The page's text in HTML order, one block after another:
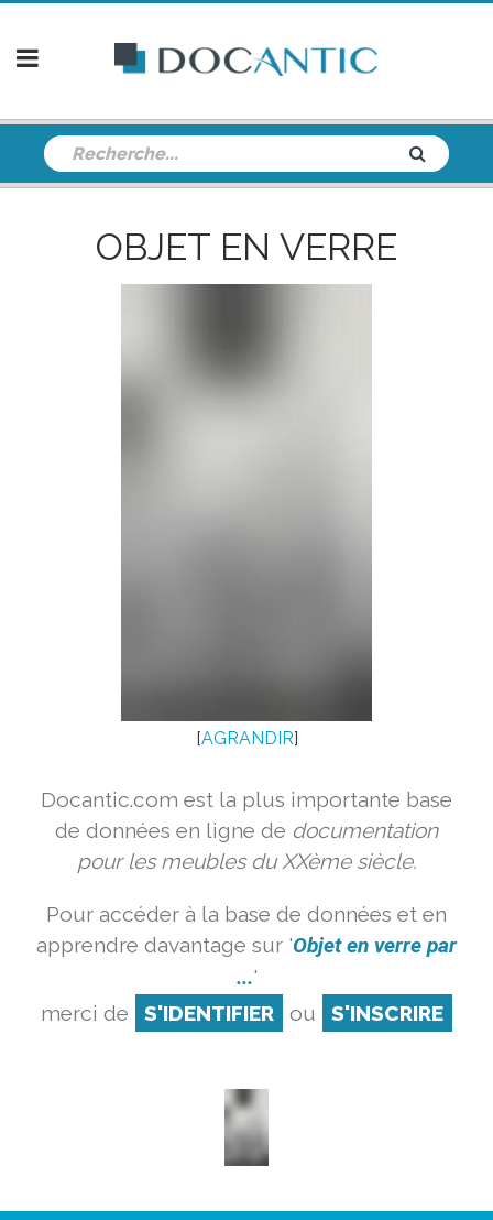
OBJET EN VERRE
[AGRANDIR]
Docantic.com est la plus importante base
de données en ligne de documentation
pour les meubles du XXème siècle.
Pour accéder à la base de données et en
apprendre davantage sur 'Objet en verre par
...'
merci de
S'IDENTIFIER ou S'INSCRIRE